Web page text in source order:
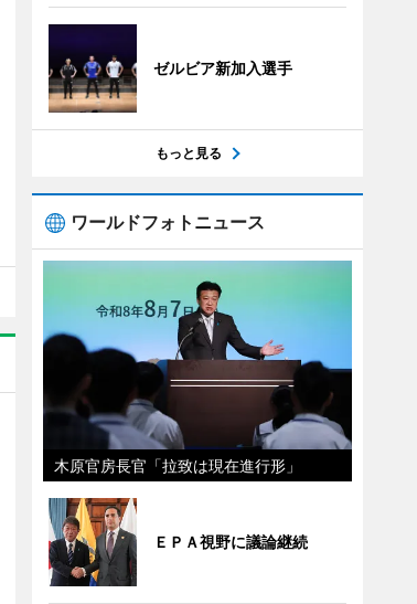
ゼルビア新加入選手
もっと見る
ワールドフォトニュース
木原官房長官「拉致は現在進行形」
ＥＰＡ視野に議論継続